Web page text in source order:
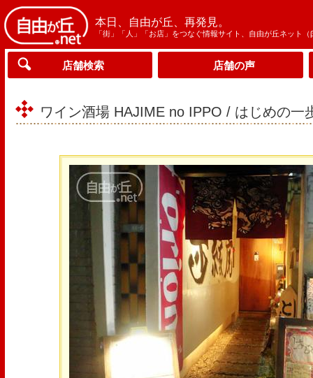
本日、自由が丘、再発見。
「街」「人」「お店」をつなぐ情報サイト、自由が丘ネット（
店舗検索 店舗の声
ワイン酒場 HAJIME no IPPO / はじめの一